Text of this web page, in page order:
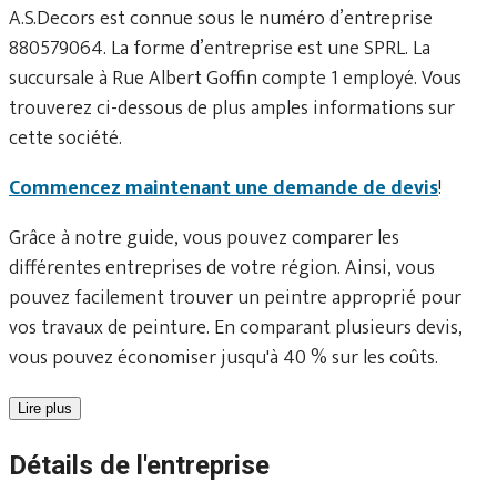
A.S.Decors est connue sous le numéro d’entreprise
880579064. La forme d’entreprise est une SPRL. La
succursale à Rue Albert Goffin compte 1 employé. Vous
trouverez ci-dessous de plus amples informations sur
cette société.
Commencez maintenant une demande de devis!
Grâce à notre guide, vous pouvez comparer les
différentes entreprises de votre région. Ainsi, vous
pouvez facilement trouver un peintre approprié pour
vos travaux de peinture. En comparant plusieurs devis,
vous pouvez économiser jusqu'à 40 % sur les coûts.
Lire plus
Détails de l'entreprise